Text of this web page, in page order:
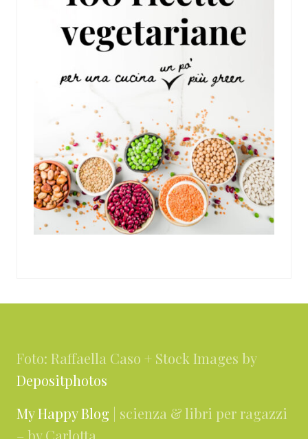
Foto: Raffaella Caso + Stock Images by
Depositphotos
My Happy Blog | scienza & libri per ragazzi